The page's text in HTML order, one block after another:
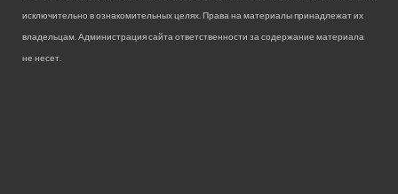
исключительно в ознакомительных целях. Права на материалы принадлежат их
владельцам. Администрация сайта ответственности за содержание материала
не несет.